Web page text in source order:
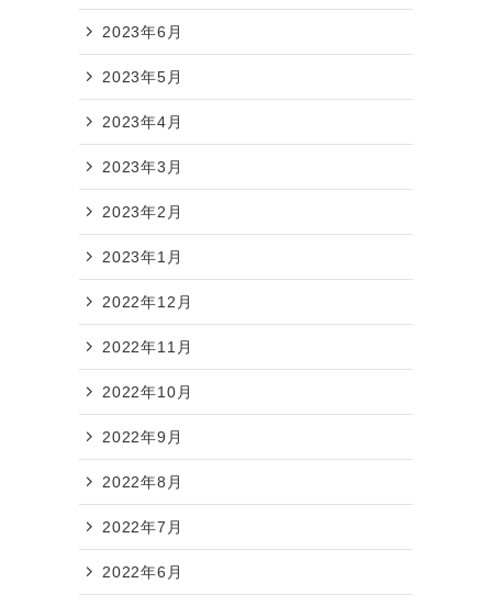
2023年6月
2023年5月
2023年4月
2023年3月
2023年2月
2023年1月
2022年12月
2022年11月
2022年10月
2022年9月
2022年8月
2022年7月
2022年6月